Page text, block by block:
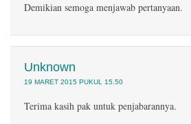
Demikian semoga menjawab pertanyaan.
Unknown
19 MARET 2015 PUKUL 15.50
Terima kasih pak untuk penjabarannya.